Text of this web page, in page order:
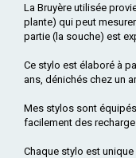
La Bruyère utilisée
plante) qui peut
partie (la souche) est
Ce stylo est élaboré à
ans, dénichés chez un
Mes stylos sont
facilement des
Chaque stylo est